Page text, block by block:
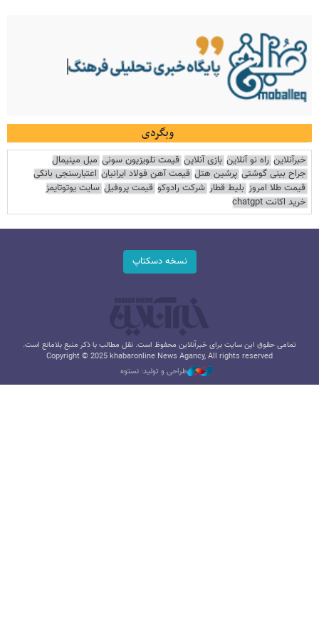
وبگردی
خبرآنلاین راه نو آنلاین بازی آنلاین قیمت تلویزیون سونی مبل مینیمال
جراح بینی گوشتی پرشین هتل قیمت آهن فولاد ایرانیان اعتبارسنجی بانکی
قیمت طلا امروز بلیط قطار شرکت رادوکو قیمت پروفیل سایت یوتوتایمز
خرید اکانت chatgpt
نسخه دسکتاپ
تمامی حقوق این سایت برای خبرآنلاین محفوظ است. نقل مطالب با ذکر منبع بلامانع است.
Copyright © 2025 khabaronline News Agancy, All rights reserved
طراحی و تولید: نستوه